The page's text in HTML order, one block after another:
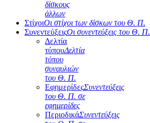
δίσκους
άλλων
ΣτίχοιΟι στίχοι των δίσκων του Θ. Π.
ΣυνεντεύξειςΟι συνεντεύξεις του Θ. Π.
Δελτία
τύπουΔελτία
τύπου
συναυλιών
του Θ. Π.
ΕφημερίδεςΣυνεντεύξεις
του Θ. Π. σε
εφημερίδες
ΠεριοδικάΣυνεντεύξεις